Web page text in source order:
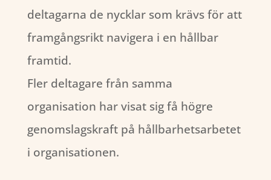
deltagarna de nycklar som krävs för att
framgångsrikt navigera i en hållbar
framtid.
Fler deltagare från samma
organisation har visat sig få högre
genomslagskraft på hållbarhetsarbetet
i organisationen.